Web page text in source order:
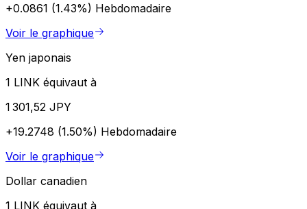
+0.0861 (1.43%) Hebdomadaire
Voir le graphique
Yen japonais
1 LINK équivaut à
1 301,52 JPY
+19.2748 (1.50%) Hebdomadaire
Voir le graphique
Dollar canadien
1 LINK équivaut à